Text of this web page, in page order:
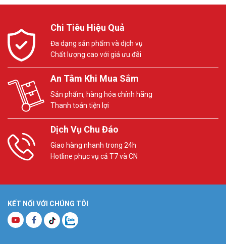
Chi Tiêu Hiệu Quả
Đa dạng sản phẩm và dịch vụ
Chất lượng cao với giá ưu đãi
An Tâm Khi Mua Sắm
Sản phẩm, hàng hóa chính hãng
Thanh toán tiện lợi
Dịch Vụ Chu Đáo
Giao hàng nhanh trong 24h
Hotline phục vụ cả T7 và CN
KẾT NỐI VỚI CHÚNG TÔI